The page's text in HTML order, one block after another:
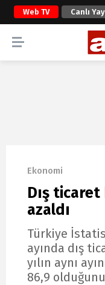
Web TV Canlı
Ekonomi
Dış
azaldı
Türkiye
ayında dış
yılın aynı
86,9